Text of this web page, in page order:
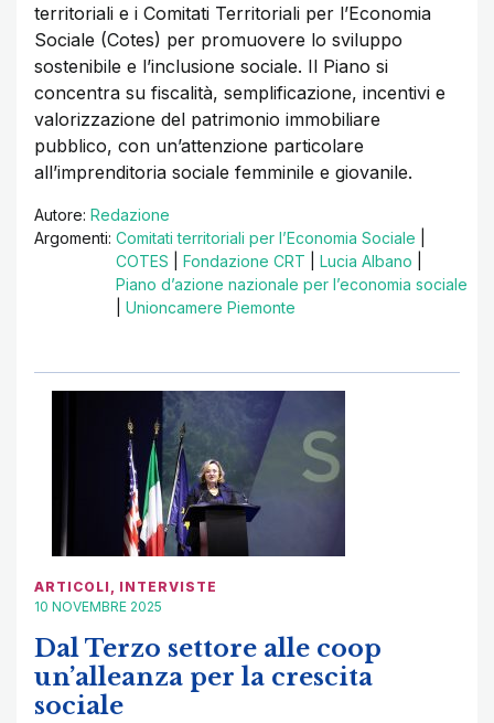
territoriali e i Comitati Territoriali per l’Economia
Sociale (Cotes) per promuovere lo sviluppo
sostenibile e l’inclusione sociale. Il Piano si
concentra su fiscalità, semplificazione, incentivi e
valorizzazione del patrimonio immobiliare
pubblico, con un’attenzione particolare
all’imprenditoria sociale femminile e giovanile.
Autore: Redazione
Argomenti: Comitati territoriali per l’Economia Sociale
COTES
Fondazione CRT Lucia Albano
Piano d’azione nazionale per l’economia sociale
Unioncamere Piemonte
ARTICOLI , INTERVISTE
10 NOVEMBRE 2025
Dal Terzo settore alle coop
un’alleanza per la crescita
sociale